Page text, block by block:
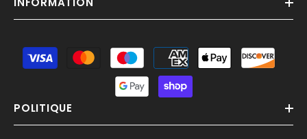
Moyens
de
POLITIQUE